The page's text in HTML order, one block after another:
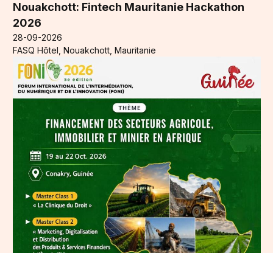
Nouakchott: Fintech Mauritanie Hackathon
2026
28-09-2026
FASQ Hôtel, Nouakchott, Mauritanie